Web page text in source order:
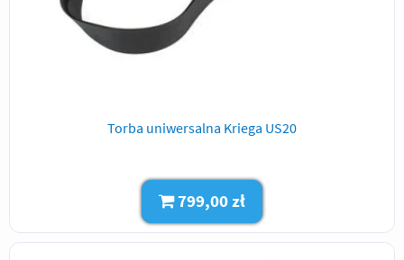
Torba uniwersalna Kriega US20
799,00 zł